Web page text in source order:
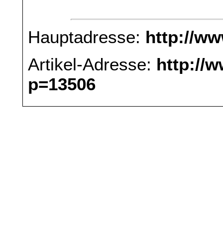
Hauptadresse: http://
Artikel-Adresse: http://
p=13506